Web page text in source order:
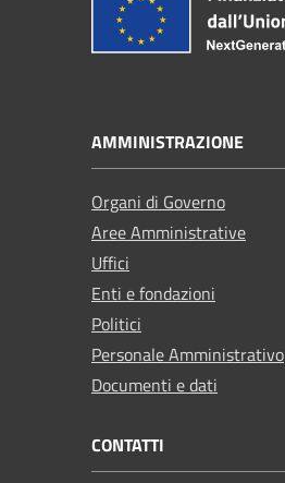
AMMINISTRAZIONE
Organi di Governo
Aree Amministrative
Uffici
Enti e fondazioni
Politici
Personale Amministrativo
Documenti e dati
CONTATTI